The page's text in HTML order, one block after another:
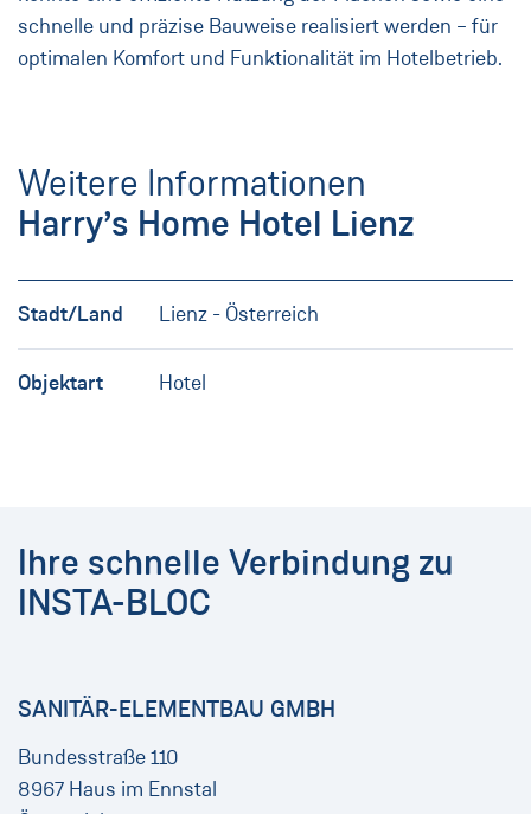
schnelle und präzise Bauweise realisiert werden – für
optimalen Komfort und Funktionalität im Hotelbetrieb.
Weitere Informationen
Harry’s Home Hotel Lienz
Stadt/Land Lienz - Österreich
Objektart Hotel
Ihre schnelle Verbindung zu
INSTA-BLOC
SANITÄR-ELEMENTBAU GMBH
Bundesstraße 110
8967 Haus im Ennstal